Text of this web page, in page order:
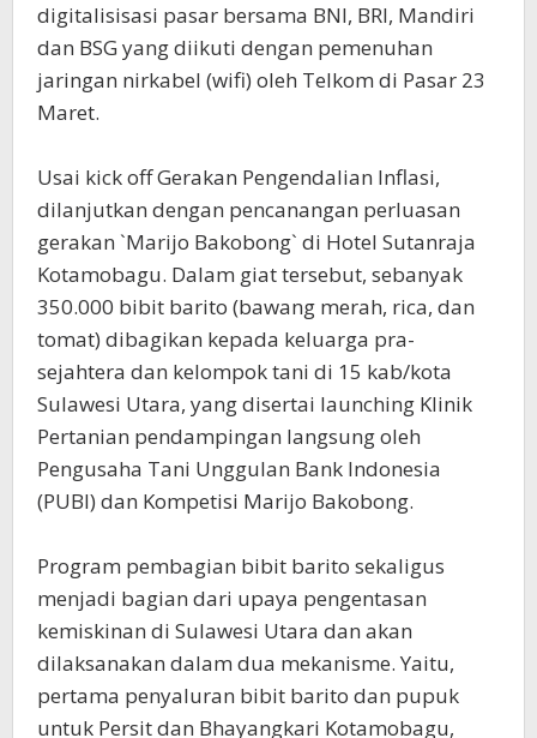
digitalisisasi pasar bersama BNI, BRI, Mandiri
dan BSG yang diikuti dengan pemenuhan
jaringan nirkabel (wifi) oleh Telkom di Pasar 23
Maret.
Usai kick off Gerakan Pengendalian Inflasi,
dilanjutkan dengan pencanangan perluasan
gerakan `Marijo Bakobong` di Hotel Sutanraja
Kotamobagu. Dalam giat tersebut, sebanyak
350.000 bibit barito (bawang merah, rica, dan
tomat) dibagikan kepada keluarga pra-
sejahtera dan kelompok tani di 15 kab/kota
Sulawesi Utara, yang disertai launching Klinik
Pertanian pendampingan langsung oleh
Pengusaha Tani Unggulan Bank Indonesia
(PUBI) dan Kompetisi Marijo Bakobong.
Program pembagian bibit barito sekaligus
menjadi bagian dari upaya pengentasan
kemiskinan di Sulawesi Utara dan akan
dilaksanakan dalam dua mekanisme. Yaitu,
pertama penyaluran bibit barito dan pupuk
untuk Persit dan Bhayangkari Kotamobagu,